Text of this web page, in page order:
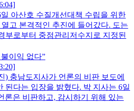
아산호 수질개선대책 수립을 위한
고 본격적인 추진에 들어갔다. 도는
부로부터 중점관리저수지로 지정된
이익 없다”
) 충남도지사가 언론의 비판 보도에
된다는 입장을 밝혔다. 박 지사는 6일
론은 비판하고, 감시하기 위해 있는